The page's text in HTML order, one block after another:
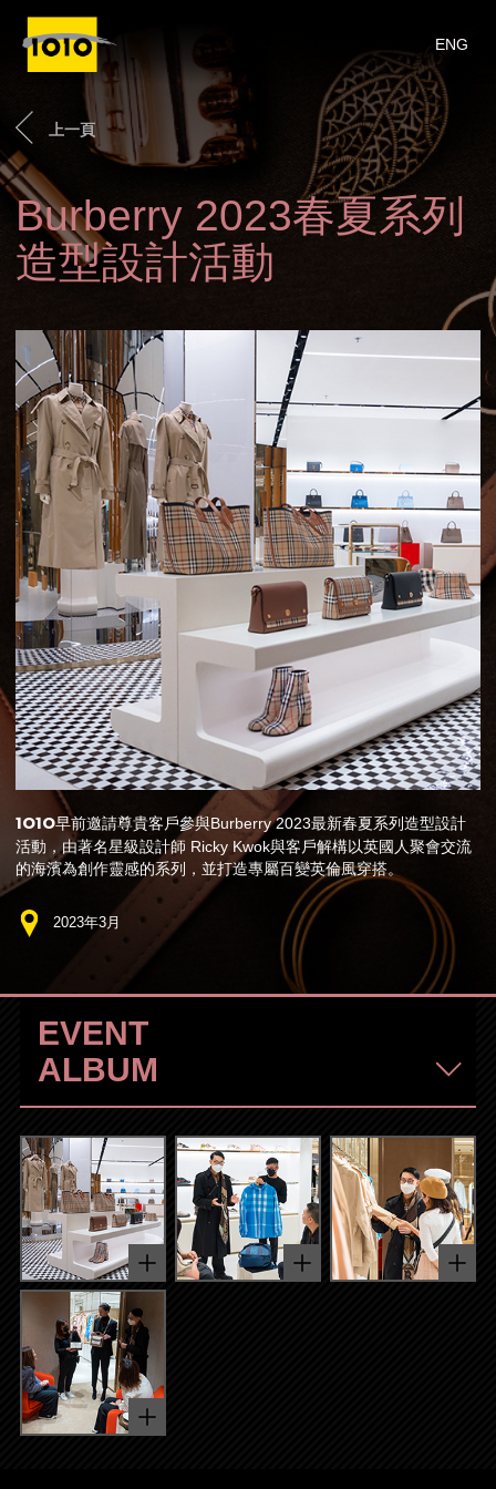
ENG
上一頁
Burberry 2023春夏系列
造型設計活動
1O1O早前邀請尊貴客戶參與Burberry 2023最新春夏系列造型設計
活動，由著名星級設計師 Ricky Kwok與客戶解構以英國人聚會交流
的海濱為創作靈感的系列，並打造專屬百變英倫風穿搭。
2023年3月
EVENT
ALBUM